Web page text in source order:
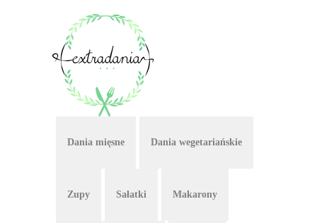
Dania mięsne Dania wegetariańskie
Zupy Sałatki Makarony